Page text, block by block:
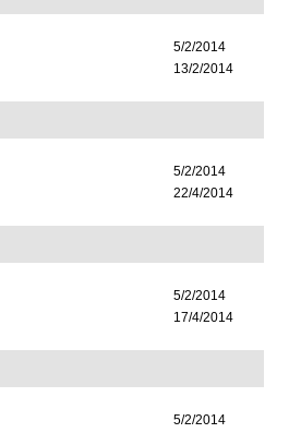
5/2/2014
13/2/2014
5/2/2014
22/4/2014
5/2/2014
17/4/2014
5/2/2014